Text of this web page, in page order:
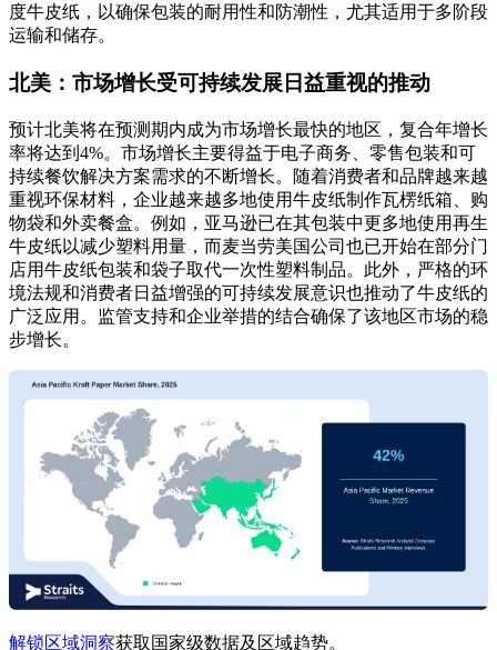
度牛皮纸，以确保包装的耐用性和防潮性，尤其适用于多阶段
运输和储存。
北美：市场增长受可持续发展日益重视的推动
预计北美将在预测期内成为市场增长最快的地区，复合年增长
率将达到4%。市场增长主要得益于电子商务、零售包装和可
持续餐饮解决方案需求的不断增长。随着消费者和品牌越来越
重视环保材料，企业越来越多地使用牛皮纸制作瓦楞纸箱、购
物袋和外卖餐盒。例如，亚马逊已在其包装中更多地使用再生
牛皮纸以减少塑料用量，而麦当劳美国公司也已开始在部分门
店用牛皮纸包装和袋子取代一次性塑料制品。此外，严格的环
境法规和消费者日益增强的可持续发展意识也推动了牛皮纸的
广泛应用。监管支持和企业举措的结合确保了该地区市场的稳
步增长。
解锁区域洞察获取国家级数据及区域趋势。